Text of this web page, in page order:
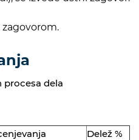
procesa dela
Delež %